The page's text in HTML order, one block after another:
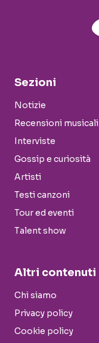
Sezioni
Notizie
Recensioni musicali
Interviste
Gossip e curiosità
Artisti
Testi canzoni
Tour ed eventi
Talent show
Altri contenuti
Chi siamo
Privacy policy
Cookie policy